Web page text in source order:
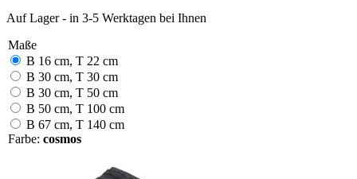
Auf Lager - in 3-5 Werktagen bei Ihnen
Maße
B 16 cm, T 22 cm
B 30 cm, T 30 cm
B 30 cm, T 50 cm
B 50 cm, T 100 cm
B 67 cm, T 140 cm
Farbe: cosmos